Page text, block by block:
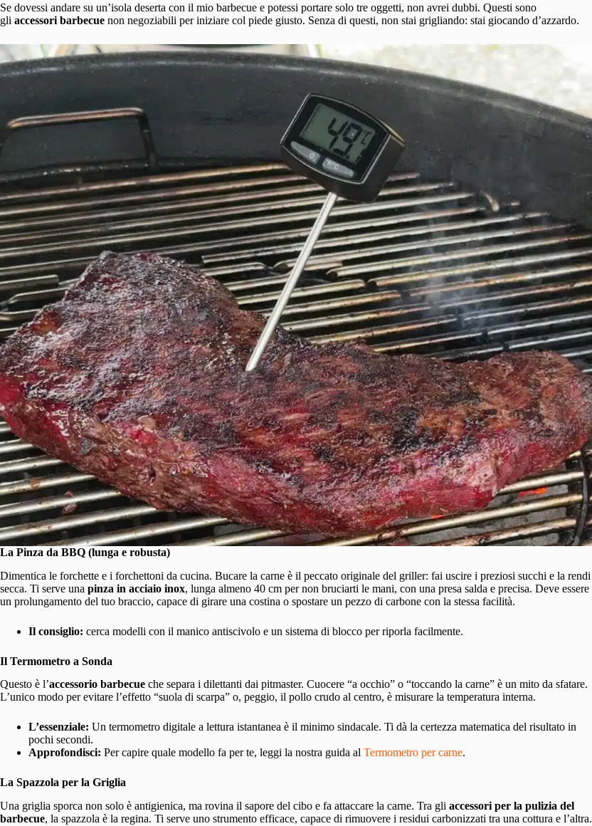
Se dovessi andare su un’isola deserta con il mio barbecue e potessi portare solo tre oggetti, non avrei dubbi. Questi sono
gli accessori barbecue non negoziabili per iniziare col piede giusto. Senza di questi, non stai grigliando: stai giocando d’azzardo.
La Pinza da BBQ (lunga e robusta)
Dimentica le forchette e i forchettoni da cucina. Bucare la carne è il peccato originale del griller: fai uscire i preziosi succhi e la rendi
secca. Ti serve una pinza in acciaio inox, lunga almeno 40 cm per non bruciarti le mani, con una presa salda e precisa. Deve essere
un prolungamento del tuo braccio, capace di girare una costina o spostare un pezzo di carbone con la stessa facilità.
Il consiglio: cerca modelli con il manico antiscivolo e un sistema di blocco per riporla facilmente.
Il Termometro a Sonda
Questo è l’accessorio barbecue che separa i dilettanti dai pitmaster. Cuocere “a occhio” o “toccando la carne” è un mito da sfatare.
L’unico modo per evitare l’effetto “suola di scarpa” o, peggio, il pollo crudo al centro, è misurare la temperatura interna.
L’essenziale: Un termometro digitale a lettura istantanea è il minimo sindacale. Ti dà la certezza matematica del risultato in
pochi secondi.
Approfondisci: Per capire quale modello fa per te, leggi la nostra guida al Termometro per carne.
La Spazzola per la Griglia
Una griglia sporca non solo è antigienica, ma rovina il sapore del cibo e fa attaccare la carne. Tra gli accessori per la pulizia del
barbecue, la spazzola è la regina. Ti serve uno strumento efficace, capace di rimuovere i residui carbonizzati tra una cottura e l’altra.